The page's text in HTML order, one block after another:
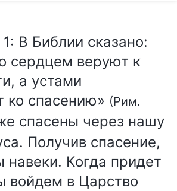
В Библии сказано:
сердцем веруют к
а устами
ко спасению» (Рим.
спасены через нашу
Получив спасение,
Когда придет
войдем в Царство